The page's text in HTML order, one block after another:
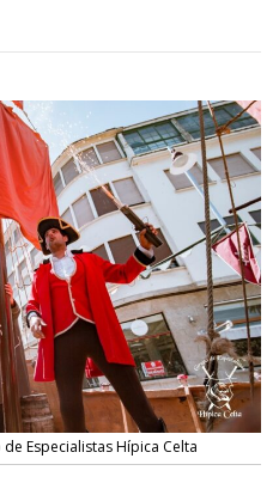
Especialistas Hípica Celta